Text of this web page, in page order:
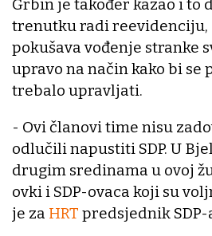
Grbin je također kazao i to
trenutku radi reevidenciju,
pokušava vođenje stranke
upravo na način kako bi se
trebalo upravljati.
- Ovi članovi time nisu
odlučili napustiti SDP. U
drugim sredinama u ovoj
ovki i SDP-ovaca koji su
je za HRT predsjednik SDP-